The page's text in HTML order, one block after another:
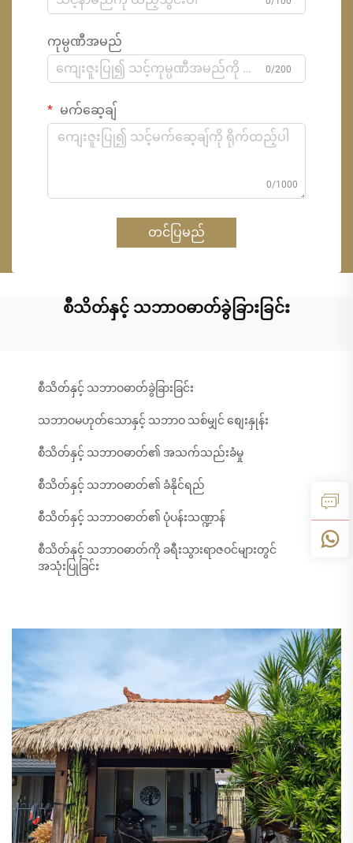
ကုမ္ပဏီအမည်
0/200
မက်ဆေ့ချ်
0/1000
တင်ပြမည်
စီသိတ်နှင့် သဘာဝဓာတ်ခွဲခြားခြင်း
စီသိတ်နှင့် သဘာဝဓာတ်ခွဲခြားခြင်း
သဘာဝမဟုတ်သောနှင့် သဘာဝ သစ်မျှင် စျေးနှုန်း
စီသိတ်နှင့် သဘာဝဓာတ်၏ အသက်သည်းခံမှု
စီသိတ်နှင့် သဘာဝဓာတ်၏ ခံနိုင်ရည်
စီသိတ်နှင့် သဘာဝဓာတ်၏ ပုံပန်းသဏ္ဍာန်
စီသိတ်နှင့် သဘာဝဓာတ်ကို ခရီးသွားရာဇဝင်များတွင်
အသုံးပြုခြင်း